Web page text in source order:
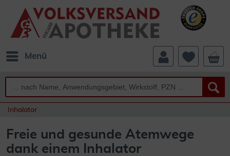
Menü
Inhalator
Freie und gesunde Atemwege
dank einem Inhalator